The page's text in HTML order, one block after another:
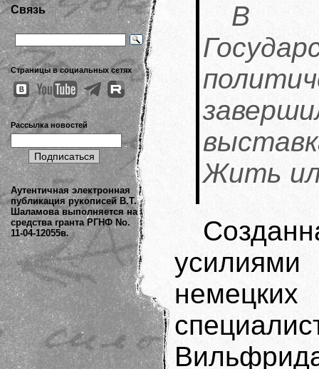
Связь
Страницы в социальных сетях
Рассылка новостей
Аутентичная электронная
публикация рукописей В.Т.
Шаламова выполняется на
средства гранта РГНФ No.
11-04-12055в.
В
Жить
усилиями
немецких